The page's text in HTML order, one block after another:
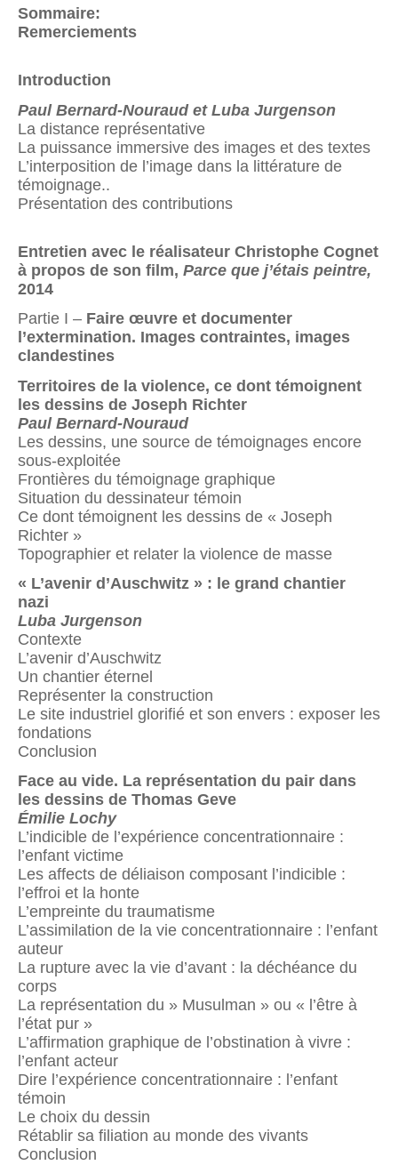
Sommaire:
Remerciements
Introduction
Paul Bernard-Nouraud et Luba Jurgenson
La distance représentative
La puissance immersive des images et des textes
L’interposition de l’image dans la littérature de
témoignage..
Présentation des contributions
Entretien avec le réalisateur Christophe Cognet
à propos de son film, Parce que j’étais peintre,
2014
Partie I – Faire œuvre et documenter
l’extermination. Images contraintes, images
clandestines
Territoires de la violence, ce dont témoignent
les dessins de Joseph Richter
Paul Bernard-Nouraud
Les dessins, une source de témoignages encore
sous-exploitée
Frontières du témoignage graphique
Situation du dessinateur témoin
Ce dont témoignent les dessins de « Joseph
Richter »
Topographier et relater la violence de masse
« L’avenir d’Auschwitz » : le grand chantier
nazi
Luba Jurgenson
Contexte
L’avenir d’Auschwitz
Un chantier éternel
Représenter la construction
Le site industriel glorifié et son envers : exposer les
fondations
Conclusion
Face au vide. La représentation du pair dans
les dessins de Thomas Geve
Émilie Lochy
L’indicible de l’expérience concentrationnaire :
l’enfant victime
Les affects de déliaison composant l’indicible :
l’effroi et la honte
L’empreinte du traumatisme
L’assimilation de la vie concentrationnaire : l’enfant
auteur
La rupture avec la vie d’avant : la déchéance du
corps
La représentation du » Musulman » ou « l’être à
l’état pur »
L’affirmation graphique de l’obstination à vivre :
l’enfant acteur
Dire l’expérience concentrationnaire : l’enfant
témoin
Le choix du dessin
Rétablir sa filiation au monde des vivants
Conclusion